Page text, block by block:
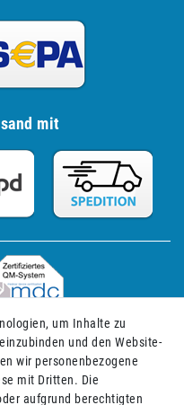
mit
um Inhalte zu
und den Website-
wir personenbezogene
mit Dritten. Die
aufgrund berechtigten